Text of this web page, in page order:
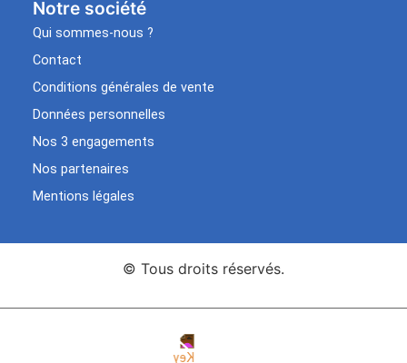
Notre société
Qui sommes-nous ?
Contact
Conditions générales de vente
Données personnelles
Nos 3 engagements
Nos partenaires
Mentions légales
© Tous droits réservés.